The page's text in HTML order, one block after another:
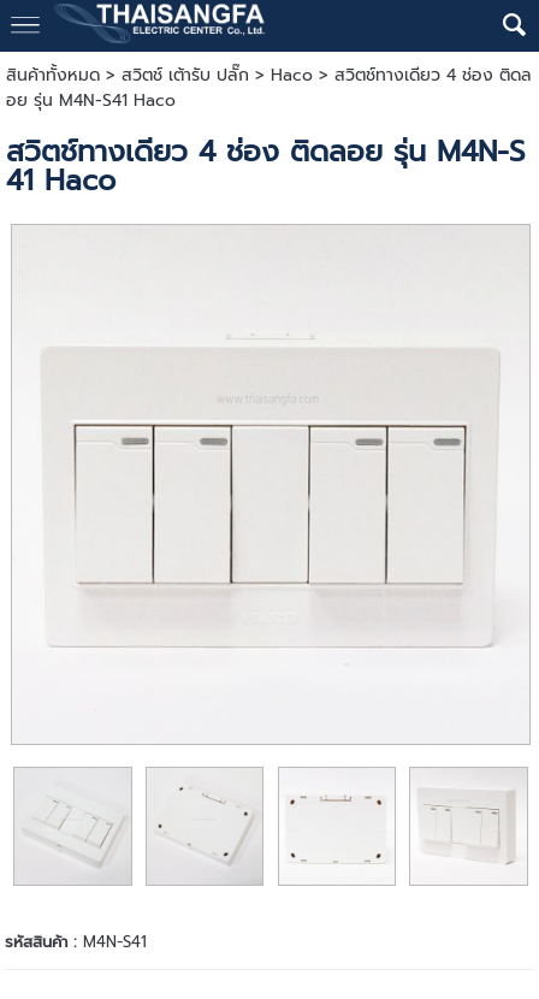
สินค้าทั้งหมด> สวิตช์ เต้ารับ ปลั๊ก > Haco> สวิตช์ทางเดียว 4 ช่อง ติดล
อย รุ่น M4N-S41 Haco
สวิตช์ทางเดียว 4 ช่อง ติดลอย รุ่น M4N-S
41 Haco
รหัสสินค้า :M4N-S41